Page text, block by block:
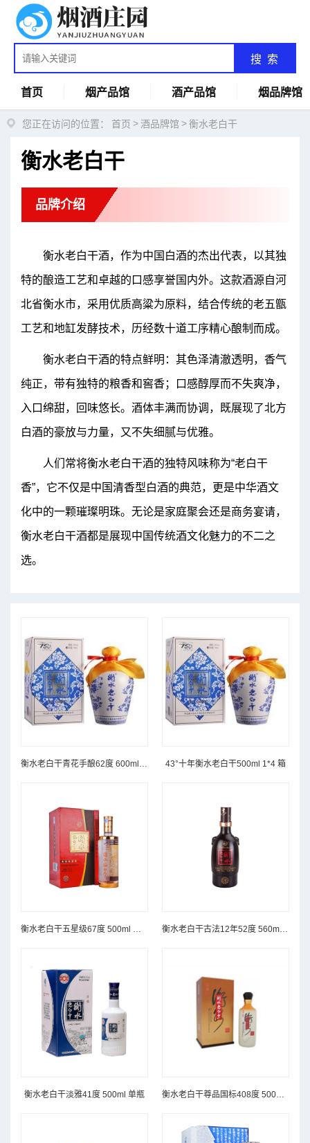
搜 索
首页 烟产品馆 酒产品馆 烟品牌馆
您正在访问的位置： 首页 > 酒品牌馆 >衡水老白干
衡水老白干
品牌介绍
衡水老白干酒，作为中国白酒的杰出代表，以其独
特的酿造工艺和卓越的口感享誉国内外。这款酒源自河
北省衡水市，采用优质高粱为原料，结合传统的老五甑
工艺和地缸发酵技术，历经数十道工序精心酿制而成。
衡水老白干酒的特点鲜明：其色泽清澈透明，香气
纯正，带有独特的粮香和窖香；口感醇厚而不失爽净，
入口绵甜，回味悠长。酒体丰满而协调，既展现了北方
白酒的豪放与力量，又不失细腻与优雅。
人们常将衡水老白干酒的独特风味称为“老白干
香”，它不仅是中国清香型白酒的典范，更是中华酒文
化中的一颗璀璨明珠。无论是家庭聚会还是商务宴请，
衡水老白干酒都是展现中国传统酒文化魅力的不二之
选。
衡水老白干青花手酿62度 600ml 单瓶 43°十年衡水老白干500ml 1*4 箱
衡水老白干五星级67度 500ml 单瓶 衡水老白干古法12年52度 560ml 单瓶
衡水老白干淡雅41度 500ml 单瓶 衡水老白干尊品国标408度 500ml*4 箱